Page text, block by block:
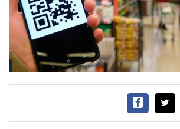
PRODUCCIÓN
TECNOLOGÍA
POLLO
AVIGE
ARGENTINA